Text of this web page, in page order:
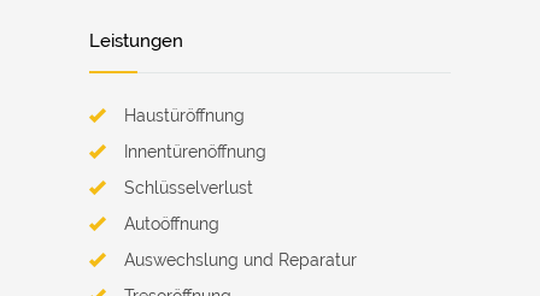
Leistungen
Haustüröffnung
Innentürenöffnung
Schlüsselverlust
Autoöffnung
Auswechslung und Reparatur